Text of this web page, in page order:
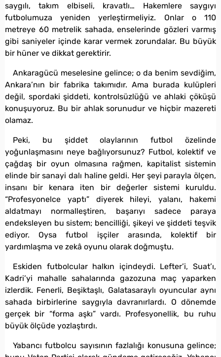
saygılı, takım elbiseli, kravatlı… Hakemlere saygıyı
futbolumuza yeniden yerleştirmeliyiz. Onlar o 110
metreye 60 metrelik sahada, enselerinde gözleri varmış
gibi saniyeler içinde karar vermek zorundalar. Bu büyük
bir hüner ve dikkat gerektirir.
Ankaragücü meselesine gelince; o da benim sevdiğim,
Ankara’nın bir fabrika takımıdır. Ama burada kulüpleri
değil, spordaki şiddeti, kontrolsüzlüğü ve ahlaki çöküşü
konuşuyoruz. Bu bir ahlak sorunudur ve hiçbir mazereti
olamaz.
Peki, bu şiddet olaylarının futbol özelinde
yoğunlaşmasını neye bağlıyorsunuz? Futbol, kolektif ve
çağdaş bir oyun olmasına rağmen, kapitalist sistemin
elinde bir sanayi dalı haline geldi. Her şeyi parayla ölçen,
insanı bir kenara iten bir değerler sistemi kuruldu.
“Profesyonelce yaptı” diyerek hileyi, yalanı, hakemi
aldatmayı normalleştiren, başarıyı sadece paraya
endeksleyen bu sistem; bencilliği, şikeyi ve şiddeti teşvik
ediyor. Oysa futbol işçiler arasında, kolektif bir
yardımlaşma ve zekâ oyunu olarak doğmuştu.
Eskiden futbolcular halkın içindeydi. Lefter’i, Suat’ı,
Kadri’yi mahalle sahalarında gazozuna maç yaparken
izlerdik. Fenerli, Beşiktaşlı, Galatasaraylı oyuncular aynı
sahada birbirlerine saygıyla davranırlardı. O dönemde
gerçek bir “forma aşkı” vardı. Profesyonellik, bu ruhu
büyük ölçüde yozlaştırdı.
Yabancı futbolcu sayısının fazlalığı konusuna gelince;